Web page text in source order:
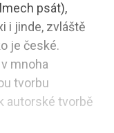
psát),
i jinde, zvláště
je české.
mnoha
tvorbu
autorské tvorbě